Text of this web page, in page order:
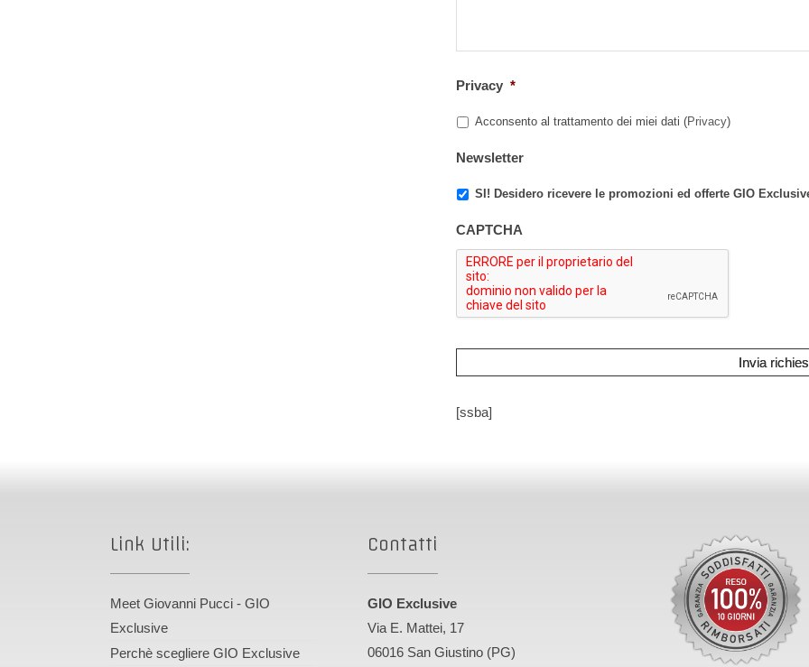
Privacy *
Acconsento al trattamento dei miei dati (Privacy)
Newsletter
SI! Desidero ricevere le promozioni ed offerte GIO
CAPTCHA
[ssba]
Link Utili:
Meet Giovanni Pucci - GIO
Exclusive
Perchè scegliere GIO Exclusive
Contatti
GIO Exclusive
Via E. Mattei, 17
06016 San Giustino (PG)